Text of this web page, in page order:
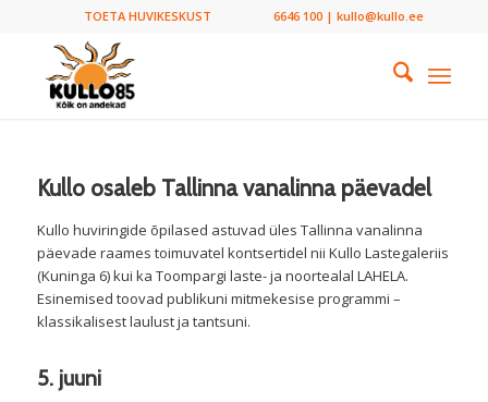
TOETA HUVIKESKUST 6646 100 | kullo@kullo.ee
Kullo osaleb Tallinna vanalinna päevadel
Kullo huviringide õpilased astuvad üles Tallinna vanalinna
päevade raames toimuvatel kontsertidel nii Kullo Lastegaleriis
(Kuninga 6) kui ka Toompargi laste- ja noortealal LAHELA.
Esinemised toovad publikuni mitmekesise programmi –
klassikalisest laulust ja tantsuni.
5. juuni